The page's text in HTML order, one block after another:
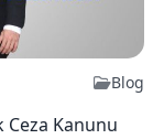
Blog
Kanunu